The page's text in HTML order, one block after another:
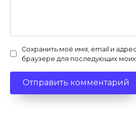
Сохранить моё имя, email и
браузере для последующих